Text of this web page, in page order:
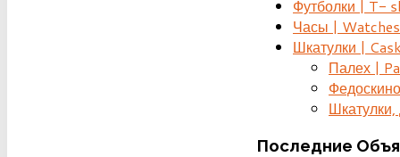
Футболки | T-
Часы | Watches
Шкатулки |
Палех |
Последние